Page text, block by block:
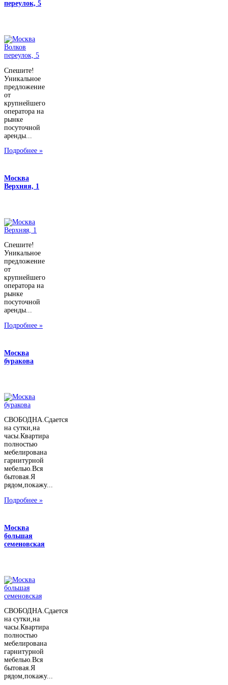
переулок, 5
Спешите!
Уникальное
предложение
от
крупнейшего
оператора на
рынке
посуточной
аренды...
Подробнее »
Москва
Верхняя, 1
Спешите!
Уникальное
предложение
от
крупнейшего
оператора на
рынке
посуточной
аренды...
Подробнее »
Москва
буракова
СВОБОДНА.Сдается
на сутки,на
часы.Квартира
полностью
мебелирована
гарнитурной
мебелью.Вся
бытовая.Я
рядом,покажу...
Подробнее »
Москва
большая
семеновская
СВОБОДНА.Сдается
на сутки,на
часы.Квартира
полностью
мебелирована
гарнитурной
мебелью.Вся
бытовая.Я
рядом,покажу...